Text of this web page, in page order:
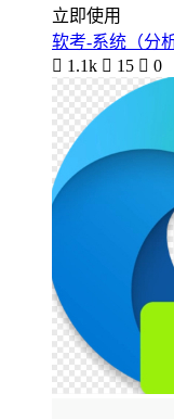
立即使用
软考-系统（分
 1.1k  15  0